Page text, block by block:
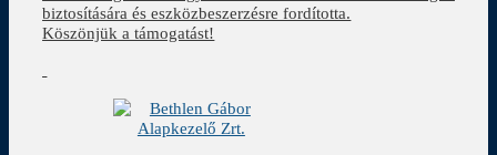
biztosítására és eszközbeszerzésre fordította.
Köszönjük a támogatást!